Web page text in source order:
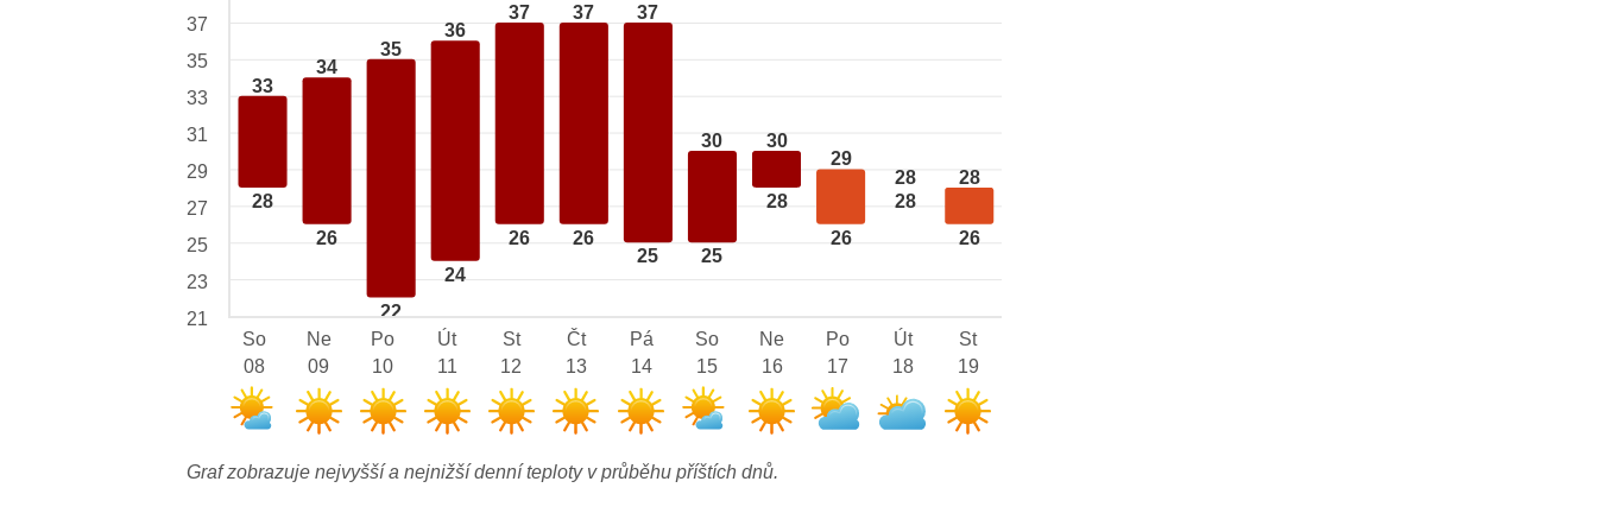
33
28
34
26
35
22
36
24
37
26
37
26
37
25
30
25
30
28
29
26
28
28
28
26
37
35
33
31
29
27
25
23
21
So
08
Ne
09
Po
10
Út
11
St
12
Čt
13
Pá
14
So
15
Ne
16
Po
17
Út
18
St
19
Graf zobrazuje nejvyšší a nejnižší denní teploty v průběhu příštích dnů.